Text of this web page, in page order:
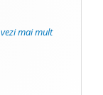
vezi mai mult